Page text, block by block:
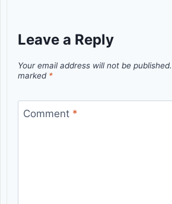
Leave a Reply
Your email address will not be published.
marked *
Comment *